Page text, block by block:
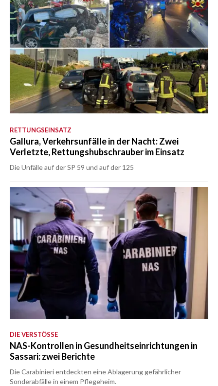
RETTUNGSEINSATZ
Gallura, Verkehrsunfälle in der Nacht: Zwei
Verletzte, Rettungshubschrauber im Einsatz
Die Unfälle auf der SP 59 und auf der 125
DIE VERSTÖSSE
NAS-Kontrollen in Gesundheitseinrichtungen in
Sassari: zwei Berichte
Die Carabinieri entdeckten eine Ablagerung gefährlicher
Sonderabfälle in einem Pflegeheim.